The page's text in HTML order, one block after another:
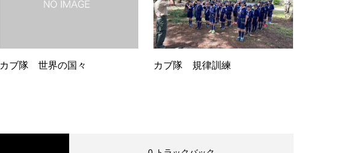
カブ隊 世界の国々 カブ隊 規律訓練